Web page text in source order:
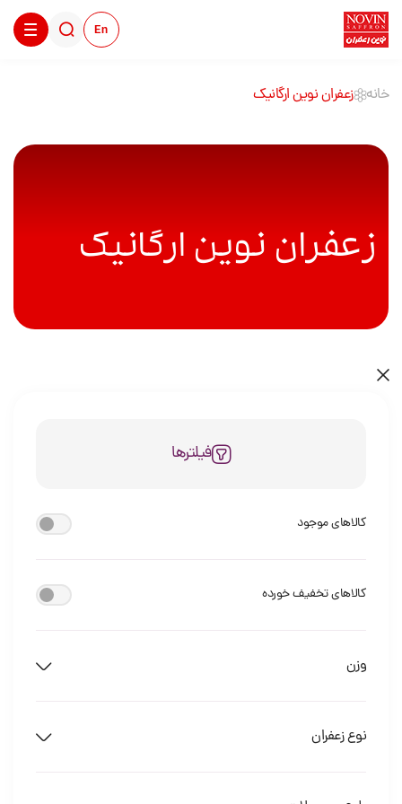
En
خانه زعفران نوین ارگانیک
زعفران نوین ارگانیک
فیلترها
کالاهای موجود
کالاهای تخفیف خورده
وزن
نوع زعفران